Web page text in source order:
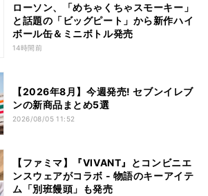
ローソン、「めちゃくちゃスモーキー」
と話題の「ビッグピート」から新作ハイ
ボール缶＆ミニボトル発売
14時間前
【2026年8月】今週発売! セブンイレブ
ンの新商品まとめ5選
2026/08/05 11:52
【ファミマ】『VIVANT』とコンビニエ
ンスウェアがコラボ - 物語のキーアイテ
ム「別班饅頭」も発売